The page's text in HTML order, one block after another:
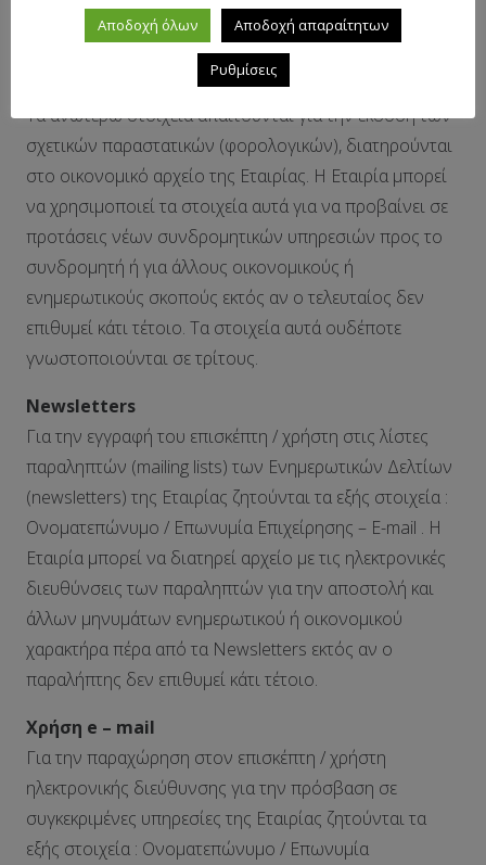
Επωνυμία Επιχείρησης – Διεύθυνση / Έδρα
επιχείρησης – ΤΚ – Τηλέφωνο – E-mail – fax – ΑΦΜ –
ΔΟΥ – Πόλη – Χώρα – Στοιχεία Πιστωτικής Κάρτας .
Τα ανωτέρω στοιχεία απαιτούνται για την έκδοση των
σχετικών παραστατικών (φορολογικών), διατηρούνται
στο οικονομικό αρχείο της Εταιρίας. Η Εταιρία μπορεί
να χρησιμοποιεί τα στοιχεία αυτά για να προβαίνει σε
προτάσεις νέων συνδρομητικών υπηρεσιών προς το
συνδρομητή ή για άλλους οικονομικούς ή
ενημερωτικούς σκοπούς εκτός αν ο τελευταίος δεν
επιθυμεί κάτι τέτοιο. Τα στοιχεία αυτά ουδέποτε
γνωστοποιούνται σε τρίτους.
Newsletters
Για την εγγραφή του επισκέπτη / χρήστη στις λίστες
παραληπτών (mailing lists) των Ενημερωτικών Δελτίων
(newsletters) της Εταιρίας ζητούνται τα εξής στοιχεία :
Ονοματεπώνυμο / Επωνυμία Επιχείρησης – E-mail . Η
Εταιρία μπορεί να διατηρεί αρχείο με τις ηλεκτρονικές
διευθύνσεις των παραληπτών για την αποστολή και
άλλων μηνυμάτων ενημερωτικού ή οικονομικού
χαρακτήρα πέρα από τα Newsletters εκτός αν ο
παραλήπτης δεν επιθυμεί κάτι τέτοιο.
Χρήση e – mail
Για την παραχώρηση στον επισκέπτη / χρήστη
ηλεκτρονικής διεύθυνσης για την πρόσβαση σε
συγκεκριμένες υπηρεσίες της Εταιρίας ζητούνται τα
εξής στοιχεία : Ονοματεπώνυμο / Επωνυμία
Αποδοχή όλων Αποδοχή απαραίτητων
Ρυθμίσεις